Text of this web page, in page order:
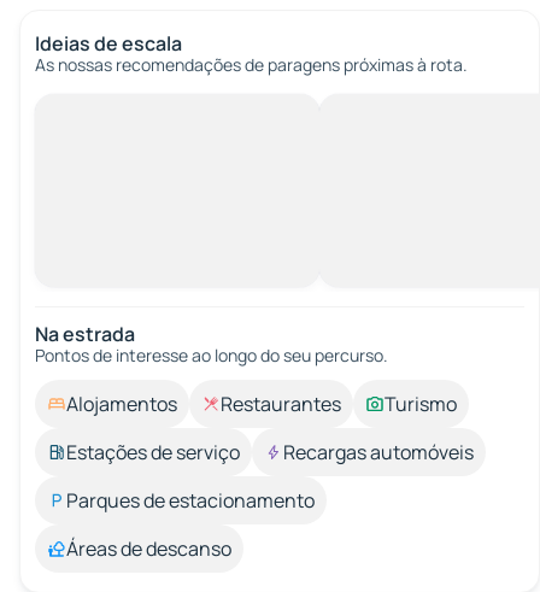
Ideias de escala
As nossas recomendações de paragens próximas à rota.
Na estrada
Pontos de interesse ao longo do seu percurso.
Alojamentos Restaurantes
Turismo
Estações de serviço
Recargas automóveis
Parques de estacionamento
Áreas de descanso